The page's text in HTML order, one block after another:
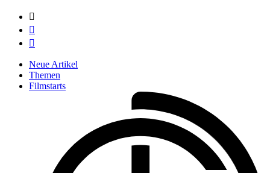



Neue Artikel
Themen
Filmstarts